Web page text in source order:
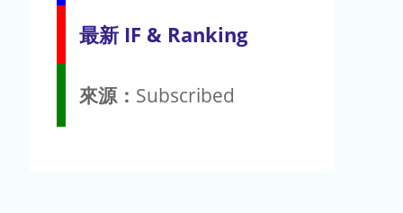
最新 IF & Ranking
來源： Subscribed